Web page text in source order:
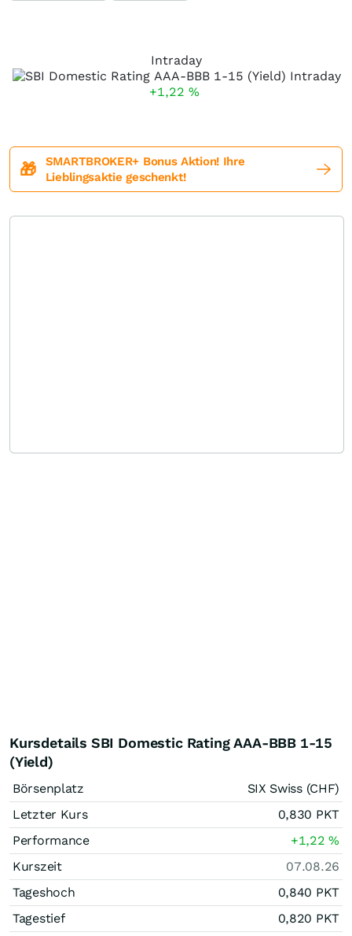
Intraday
+1,22 %
🎁
SMARTBROKER+ Bonus Aktion! Ihre
Lieblingsaktie geschenkt!
Kursdetails SBI Domestic Rating AAA-BBB 1-15
(Yield)
Börsenplatz
SIX Swiss (CHF)
Letzter Kurs
0,830 PKT
Performance
+1,22%
Kurszeit
07.08.26
Tageshoch
0,840 PKT
Tagestief
0,820 PKT